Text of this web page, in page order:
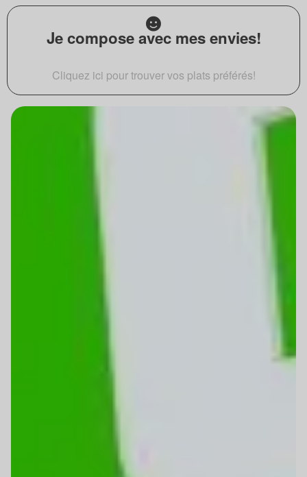
Je compose avec mes envies!
Cliquez ici pour trouver vos plats préférés!